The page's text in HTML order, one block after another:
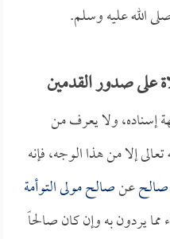
الله عليه وسلم.
صدور القدمين
ولا يعرف من
إلا من هذا الوجه، فإنه
صالحعنصالح مولى التوأمة
مما يردون به وإن كان صالحاً